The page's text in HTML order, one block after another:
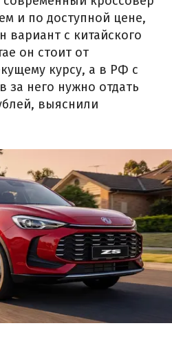
и по доступной цене,
вариант с китайского
он стоит от
курсу, а в РФ с
за него нужно отдать
выяснили